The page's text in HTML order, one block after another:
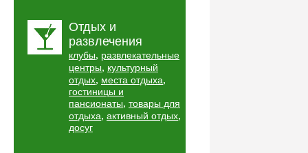
Отдых и
развлечения
клубы, развлекательные
центры, культурный
отдых, места отдыха,
гостиницы и
пансионаты, товары для
отдыха, активный отдых,
досуг